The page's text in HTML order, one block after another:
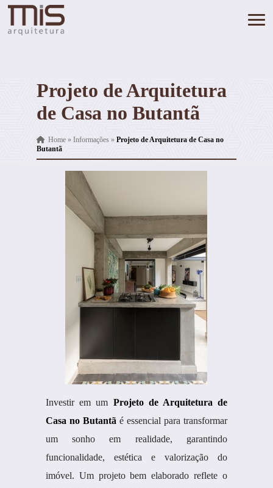
Projeto de Arquitetura
de Casa no Butantã
Home» Informações » Projeto de Arquitetura de Casa no
Butantã
Investir em um Projeto de Arquitetura de
Casa no Butantã é essencial para transformar
um sonho em realidade, garantindo
funcionalidade, estética e valorização do
imóvel. Um projeto bem elaborado reflete o